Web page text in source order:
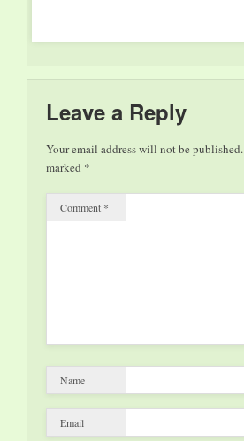
19.00, Sa 18.00, So –
Mi 19.00…
Leave a Reply
Your email address will not be published.
marked *
Comment *
Name
Email